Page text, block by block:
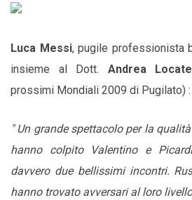
Luca Messi, pugile professionista
insieme al Dott. Andrea
prossimi Mondiali 2009 di Pugilato) :
" Un grande spettacolo per la
hanno colpito Valentino e
davvero due bellissimi incontri.
hanno trovato avversari al loro